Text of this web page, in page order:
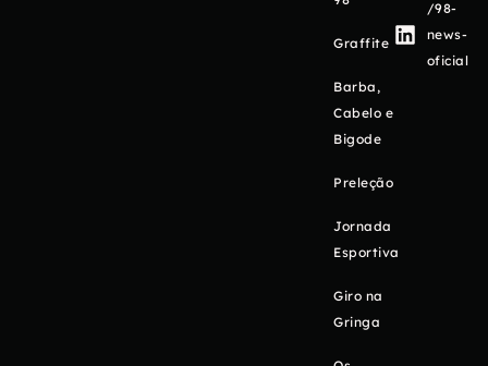
Graffite
Barba,
Cabelo e
Bigode
Preleção
Jornada
Esportiva
Giro na
Gringa
/98-
news-
oficial